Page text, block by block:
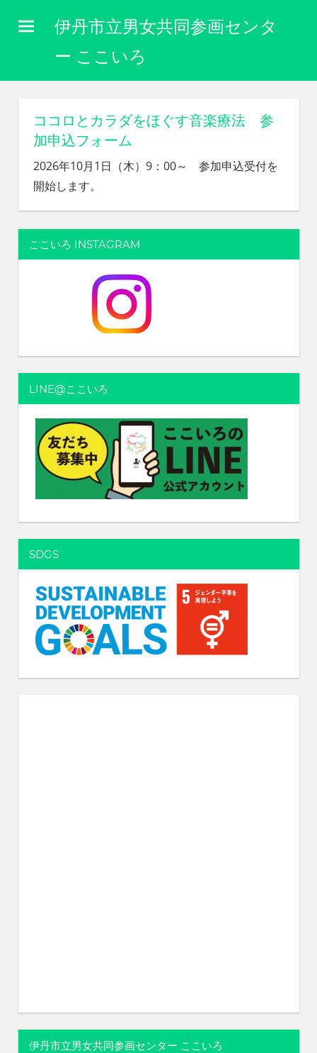
伊丹市立男女共同参画センタ
ー ここいろ
関
わ
な
く
ら
し
く
社
会
を、
次
世
代
に
引
き
継
な
ち
へ
ココロとカラダをほぐす音楽療法 参
加申込フォーム
2026年10月1日（木）9：00～ 参加申込受付を
開始します。
ここいろ INSTAGRAM
LINE@ここいろ
SDGS
伊丹市立男女共同参画センター ここいろ